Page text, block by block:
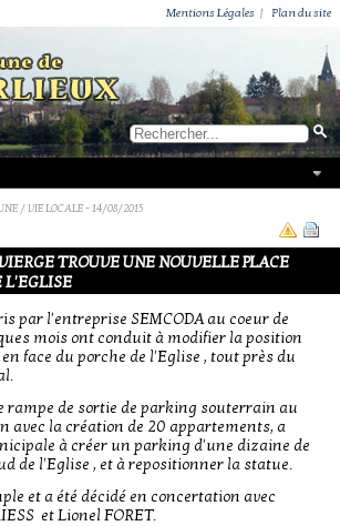
Mentions Légales | Plan du site
/ VIE LOCALE- 14/08/2015
TROUVE UNE NOUVELLE PLACE
L'EGLISE
par l'entreprise SEMCODA au coeur de
mois ont conduit à modifier la position
face du porche de l'Eglise , tout près du
rampe de sortie de parking souterrain au
avec la création de 20 appartements, a
à créer un parking d'une dizaine de
de l'Eglise , et à repositionner la statue.
et a été décidé en concertation avec
et Lionel FORET.